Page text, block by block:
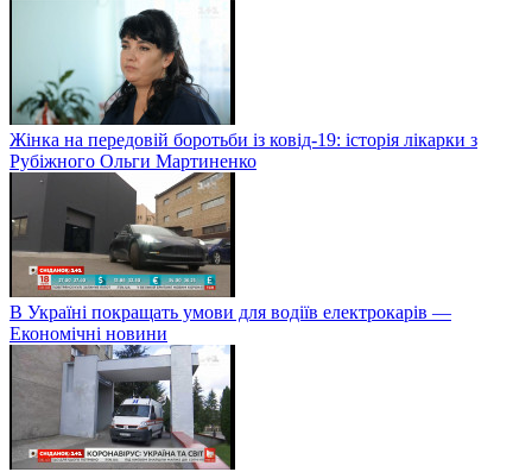
Жінка на передовій боротьби із ковід-19: історія лікарки з
Рубіжного Ольги Мартиненко
В Україні покращать умови для водіїв електрокарів —
Економічні новини